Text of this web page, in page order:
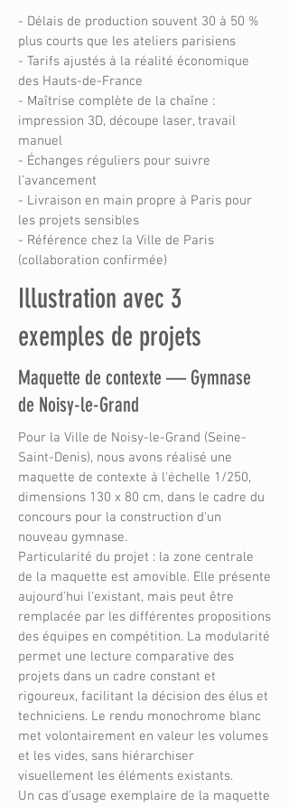
- Délais de production souvent 30 à 50 %
plus courts que les ateliers parisiens
- Tarifs ajustés à la réalité économique
des Hauts-de-France
- Maîtrise complète de la chaîne :
impression 3D, découpe laser, travail
manuel
- Échanges réguliers pour suivre
l'avancement
- Livraison en main propre à Paris pour
les projets sensibles
- Référence chez la Ville de Paris
(collaboration confirmée)
Illustration avec 3
exemples de projets
Maquette de contexte — Gymnase
de Noisy-le-Grand
Pour la Ville de Noisy-le-Grand (Seine-
Saint-Denis), nous avons réalisé une
maquette de contexte à l'échelle 1/250,
dimensions 130 x 80 cm, dans le cadre du
concours pour la construction d'un
nouveau gymnase.
Particularité du projet : la zone centrale
de la maquette est amovible. Elle présente
aujourd'hui l'existant, mais peut être
remplacée par les différentes propositions
des équipes en compétition. La modularité
permet une lecture comparative des
projets dans un cadre constant et
rigoureux, facilitant la décision des élus et
techniciens. Le rendu monochrome blanc
met volontairement en valeur les volumes
et les vides, sans hiérarchiser
visuellement les éléments existants.
Un cas d'usage exemplaire de la maquette